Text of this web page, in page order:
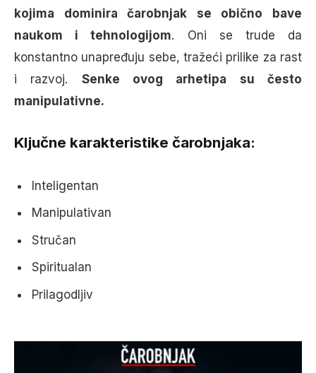
kojima dominira čarobnjak se obično bave
naukom i tehnologijom. Oni se trude da
konstantno unapređuju sebe, tražeći prilike za rast
i razvoj. Senke ovog arhetipa su često
manipulativne.
Ključne karakteristike čarobnjaka:
Inteligentan
Manipulativan
Stručan
Spiritualan
Prilagodljiv